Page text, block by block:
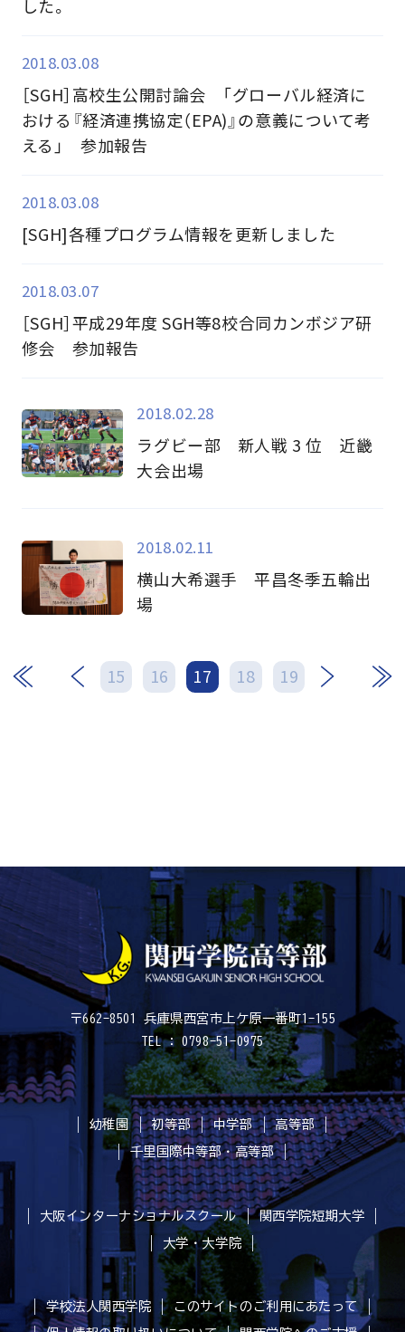
した。
2018.03.08
［SGH］高校生公開討論会 「グローバル経済に
おける『経済連携協定（EPA)』の意義について考
える」 参加報告
2018.03.08
[SGH]各種プログラム情報を更新しました
2018.03.07
［SGH］平成29年度 SGH等8校合同カンボジア研
修会 参加報告
2018.02.28
ラグビー部 新人戦 3 位 近畿
大会出場
2018.02.11
横山大希選手 平昌冬季五輪出
場
15 16 17 18 19
次 最後
〒662-8501 兵庫県西宮市上ケ原一番町1-155
TEL : 0798-51-0975
幼稚園 初等部 中学部
高等部
千里国際中等部・高等部
大阪インターナショナルスクール
関西学院短期大学
大学・大学院
学校法人関西学院
このサイトのご利用にあたって